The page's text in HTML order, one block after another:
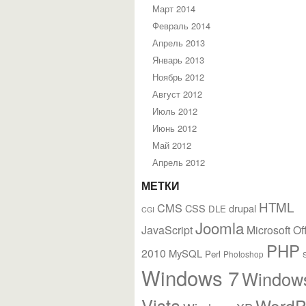
Март 2014
Февраль 2014
Апрель 2013
Январь 2013
Ноябрь 2012
Август 2012
Июль 2012
Июнь 2012
Май 2012
Апрель 2012
МЕТКИ
CGI CMS CSS DLE drupal HTML
JavaScriptJoomla Microsoft
2010 MySQL Perl Photoshop PHP
Windows 7